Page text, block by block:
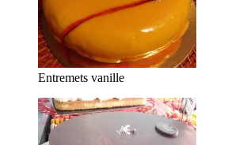
Entremets vanille